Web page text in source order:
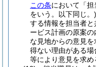
この条において「
をいう。以下同じ。)
する情報を担当者
ービス計画の原案
な見地からの意見を
得ない理由がある
等により意見を求め